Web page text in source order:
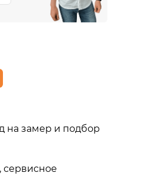
на замер и подбор
сервисное